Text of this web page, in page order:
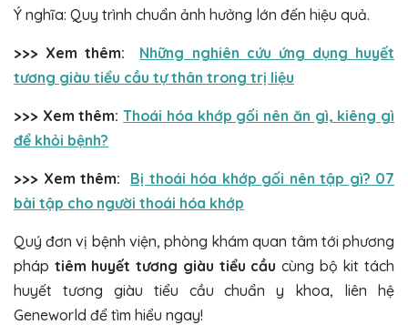
Ý nghĩa: Quy trình chuẩn ảnh hưởng lớn đến hiệu quả.
>>> Xem thêm:
Những nghiên cứu ứng dụng huyết
tương giàu tiểu cầu tự thân trong trị liệu
>>> Xem thêm:Thoái hóa khớp gối nên ăn gì, kiêng gì
để khỏi bệnh?
>>> Xem thêm:
Bị thoái hóa khớp gối nên tập gì? 07
bài tập cho người thoái hóa khớp
Quý đơn vị bệnh viện, phòng khám quan tâm tới phương
pháp tiêm huyết tương giàu tiểu cầu cùng bộ kit tách
huyết tương giàu tiểu cầu chuẩn y khoa, liên hệ
Geneworld để tìm hiểu ngay!